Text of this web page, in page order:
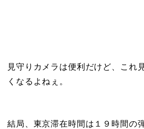
見守りカメラは便利だけど、これ
くなるよねぇ。
結局、東京滞在時間は１９時間の